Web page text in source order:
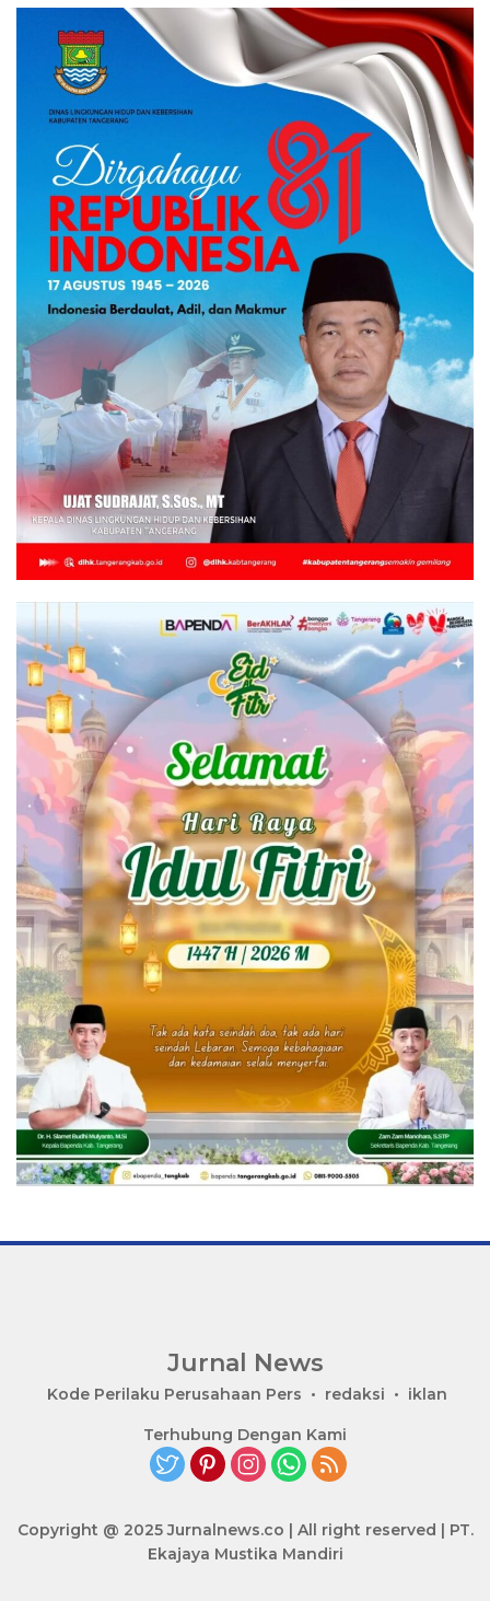
Jurnal News
Jendela
Kode Perilaku Perusahaan Pers redaksi iklan
Terhubung Dengan Kami
Copyright @ 2025 Jurnalnews.co | All right reserved | PT.
Ekajaya Mustika Mandiri